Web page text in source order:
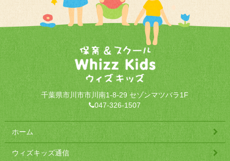
千葉県市川市市川南1-8-29 セゾンマツバラ1F
047-326-1507
ホーム
ウィズキッズ通信